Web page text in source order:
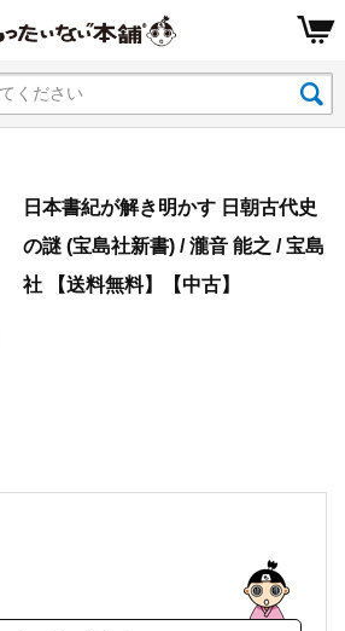
日本書紀が解き明かす 日朝古代史
の謎 (宝島社新書) / 瀧音 能之 / 宝島
社 【送料無料】【中古】